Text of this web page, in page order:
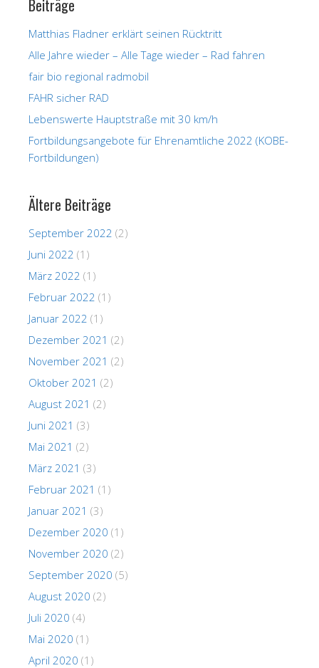
Beiträge
Matthias Fladner erklärt seinen Rücktritt
Alle Jahre wieder – Alle Tage wieder – Rad fahren
fair bio regional radmobil
FAHR sicher RAD
Lebenswerte Hauptstraße mit 30 km/h
Fortbildungsangebote für Ehrenamtliche 2022 (KOBE-
Fortbildungen)
Ältere Beiträge
September 2022 (2)
Juni 2022 (1)
März 2022 (1)
Februar 2022 (1)
Januar 2022 (1)
Dezember 2021 (2)
November 2021 (2)
Oktober 2021 (2)
August 2021 (2)
Juni 2021 (3)
Mai 2021 (2)
März 2021 (3)
Februar 2021 (1)
Januar 2021 (3)
Dezember 2020 (1)
November 2020 (2)
September 2020 (5)
August 2020 (2)
Juli 2020 (4)
Mai 2020 (1)
April 2020 (1)